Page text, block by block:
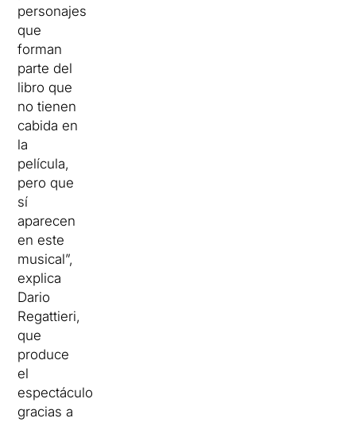
personajes
que
forman
parte del
libro que
no tienen
cabida en
la
película,
pero que
sí
aparecen
en este
musical”,
explica
Dario
Regattieri,
que
produce
el
espectáculo
gracias a